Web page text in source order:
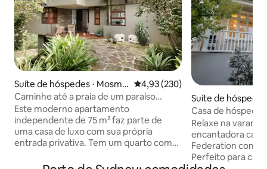
Suíte de hóspedes ⋅ Mosma
n
4,93 de uma avaliação média de
4,93 (230)
Caminhe até a praia de um paraíso
frondoso em Mosman
Este moderno apartamento
independente de 75 m² faz parte de
uma casa de luxo com sua própria
entrada privativa. Tem um quarto com
A área de estar é combinada com sala de
Suíte de
ray
Casa de
independente
Relaxe na
encantadora
Federation com
Perfeito para